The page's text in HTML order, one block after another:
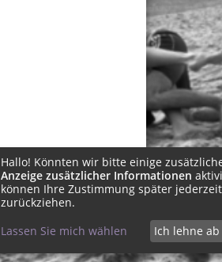
Hallo! Könnten wir bitte einige
Anzeige zusätzlicher Informationen
können Ihre Zustimmung später
zurückziehen.
Lassen Sie mich wählen
Ich lehne ab